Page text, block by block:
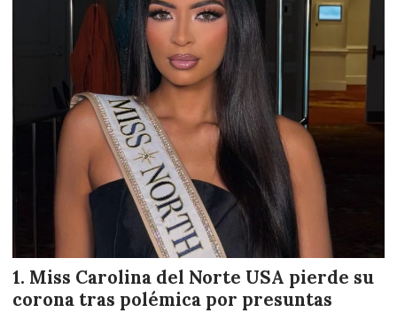
Miss Carolina del Norte USA pierde su
corona tras polémica por presuntas